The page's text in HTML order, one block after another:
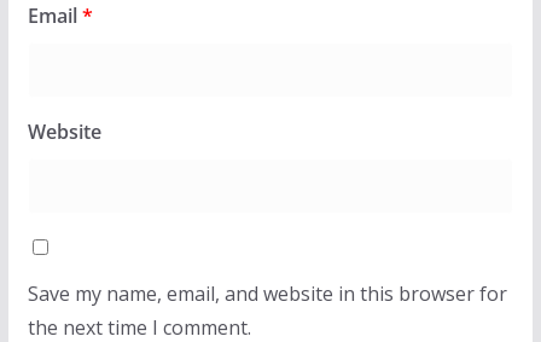
Email*
Website
Save my name, email, and website in this browser for
the next time I comment.